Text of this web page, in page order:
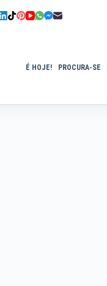
É HOJE! PROCURA-SE